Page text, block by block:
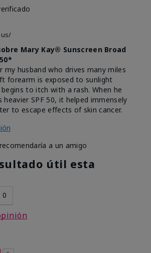
Mary Kay® Sunscreen Broad
husband who drives many miles
forearm is exposed to sunlight
to itch with a rash. When he
heavier SPF 50, it helped immensely
to escape effects of skin cancer.
a un amigo
útil esta
0